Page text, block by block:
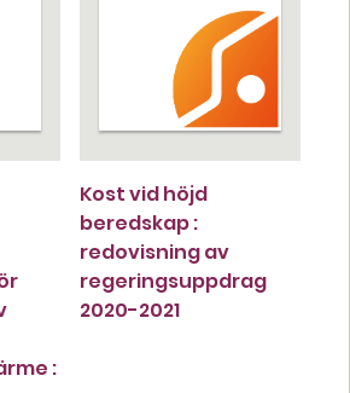
:
Kost vid höjd
beredskap :
redovisning av
regeringsuppdrag
2020-2021